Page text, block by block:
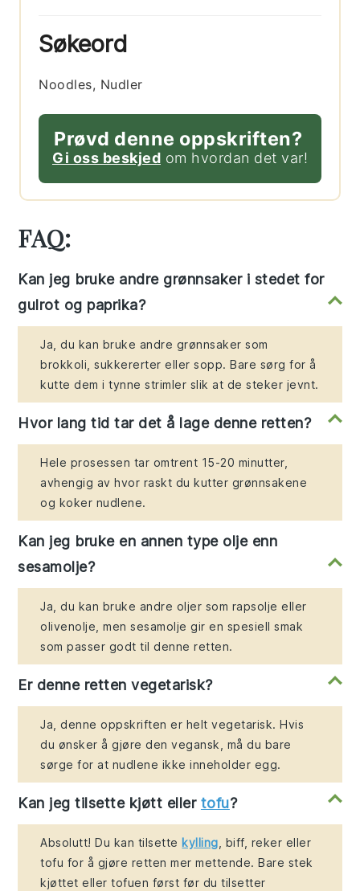
Søkeord
Noodles, Nudler
Prøvd denne oppskriften?
Gi oss beskjed om hvordan det var!
FAQ:
Kan jeg bruke andre grønnsaker i stedet for
gulrot og paprika?
Ja, du kan bruke andre grønnsaker som
brokkoli, sukkererter eller sopp. Bare sørg for å
kutte dem i tynne strimler slik at de steker jevnt.
Hvor lang tid tar det å lage denne retten?
Hele prosessen tar omtrent 15-20 minutter,
avhengig av hvor raskt du kutter grønnsakene
og koker nudlene.
Kan jeg bruke en annen type olje enn
sesamolje?
Ja, du kan bruke andre oljer som rapsolje eller
olivenolje, men sesamolje gir en spesiell smak
som passer godt til denne retten.
Er denne retten vegetarisk?
Ja, denne oppskriften er helt vegetarisk. Hvis
du ønsker å gjøre den vegansk, må du bare
sørge for at nudlene ikke inneholder egg.
Kan jeg tilsette kjøtt eller tofu?
Absolutt! Du kan tilsette kylling, biff, reker eller
tofu for å gjøre retten mer mettende. Bare stek
kjøttet eller tofuen først før du tilsetter